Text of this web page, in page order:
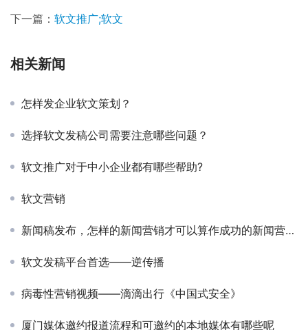
下一篇： 软文推广;软文
相关新闻
怎样发企业软文策划？
选择软文发稿公司需要注意哪些问题？
软文推广对于中小企业都有哪些帮助?
软文营销
新闻稿发布，怎样的新闻营销才可以算作成功的新闻营销呢？
软文发稿平台首选——逆传播
病毒性营销视频——滴滴出行《中国式安全》
厦门媒体邀约报道流程和可邀约的本地媒体有哪些呢